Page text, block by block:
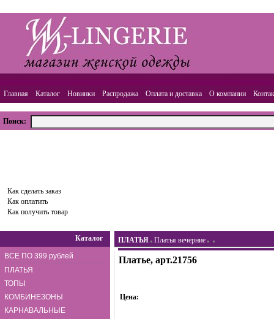
Главная Каталог Новинки Распродажа Оплата и доставка О компании
Поиск:
Как сделать заказ
Как оплатить
Как получить товар
Каталог
ВСЕ ПО 399 рублей
ПЛАТЬЯ
ТОПЫ
КОМБИНЕЗОНЫ
КАРНАВАЛЬНЫЕ
ПЛАТЬЯ Платья вечерние
Платье, арт.21756
Цена: